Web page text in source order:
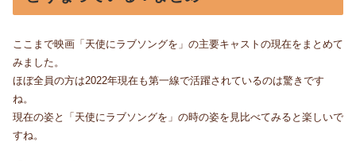
ここまで映画「天使にラブソングを」の主要キャストの現在をまとめて
みました。
ほぼ全員の方は2022年現在も第一線で活躍されているのは驚きです
ね。
現在の姿と「天使にラブソングを」の時の姿を見比べてみると楽しいで
すね。